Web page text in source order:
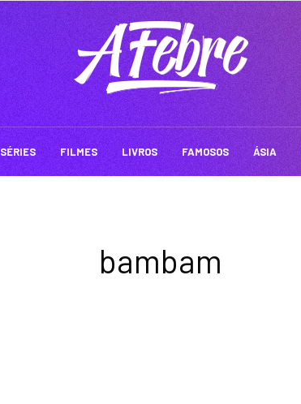
SÉRIES FILMES LIVROS FAMOSOS ÁSIA
bambam